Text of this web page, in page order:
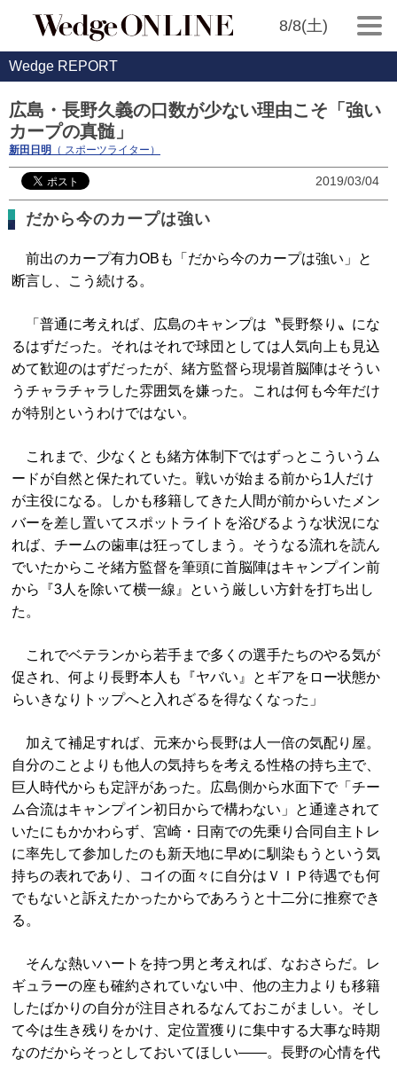
8/8(土)
Wedge REPORT
広島・長野久義の口数が少ない理由こそ「強い
カープの真髄」
新田日明 （ スポーツライター）
2019/03/04
だから今のカープは強い
前出のカープ有力OBも「だから今のカープは強い」と
断言し、こう続ける。
「普通に考えれば、広島のキャンプは〝長野祭り〟にな
るはずだった。それはそれで球団としては人気向上も見込
めて歓迎のはずだったが、緒方監督ら現場首脳陣はそうい
うチャラチャラした雰囲気を嫌った。これは何も今年だけ
が特別というわけではない。
これまで、少なくとも緒方体制下ではずっとこういうム
ードが自然と保たれていた。戦いが始まる前から1人だけ
が主役になる。しかも移籍してきた人間が前からいたメン
バーを差し置いてスポットライトを浴びるような状況にな
れば、チームの歯車は狂ってしまう。そうなる流れを読ん
でいたからこそ緒方監督を筆頭に首脳陣はキャンプイン前
から『3人を除いて横一線』という厳しい方針を打ち出し
た。
これでベテランから若手まで多くの選手たちのやる気が
促され、何より長野本人も『ヤバい』とギアをロー状態か
らいきなりトップへと入れざるを得なくなった」
加えて補足すれば、元来から長野は人一倍の気配り屋。
自分のことよりも他人の気持ちを考える性格の持ち主で、
巨人時代からも定評があった。広島側から水面下で「チー
ム合流はキャンプイン初日からで構わない」と通達されて
いたにもかかわらず、宮崎・日南での先乗り合同自主トレ
に率先して参加したのも新天地に早めに馴染もうという気
持ちの表れであり、コイの面々に自分はＶＩＰ待遇でも何
でもないと訴えたかったからであろうと十二分に推察でき
る。
そんな熱いハートを持つ男と考えれば、なおさらだ。レ
ギュラーの座も確約されていない中、他の主力よりも移籍
したばかりの自分が注目されるなんておこがましい。そし
て今は生き残りをかけ、定位置獲りに集中する大事な時期
なのだからそっとしておいてほしい――。長野の心情を代